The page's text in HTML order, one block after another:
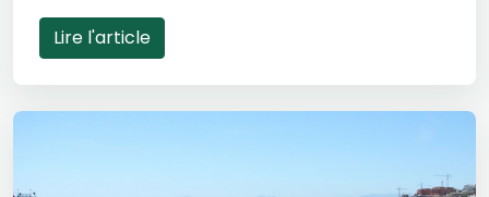
Lire l'article